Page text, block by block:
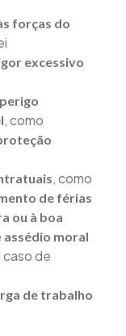
forças do
excessivo
, como
, como
de férias
ou à boa
assédio moral
caso de
de trabalho